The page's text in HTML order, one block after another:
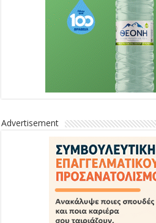
Advertisement